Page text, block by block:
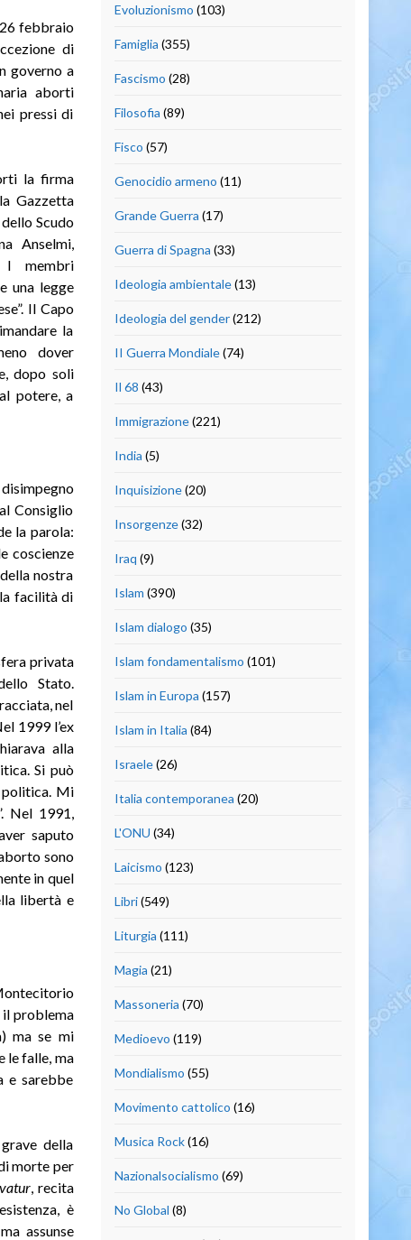
febbraio
di
governo a
aborti
pressi di
la firma
Gazzetta
Scudo
Anselmi,
I membri
una legge
Il Capo
la
dover
dopo soli
potere, a
Consiglio
la parola:
coscienze
nostra
facilità di
privata
Stato.
nel
1999 l’ex
alla
Si può
politica. Mi
Nel 1991,
saputo
sono
in quel
libertà e
il problema
ma se mi
le falle, ma
e sarebbe
della
morte per
, recita
è
assunse
Evoluzionismo (103)
Famiglia (355)
Fascismo (28)
Filosofia (89)
Fisco (57)
Genocidio armeno (11)
Grande Guerra (17)
Guerra di Spagna (33)
Ideologia ambientale(13)
Ideologia del gender(212)
II Guerra Mondiale(74)
Il 68 (43)
Immigrazione(221)
India (5)
Inquisizione(20)
Insorgenze(32)
Iraq (9)
Islam (390)
Islam dialogo (35)
Islam fondamentalismo (101)
Islam in Europa (157)
Islam in Italia (84)
Israele(26)
Italia contemporanea (20)
L'ONU (34)
Laicismo (123)
Libri(549)
Liturgia (111)
Magia (21)
Massoneria (70)
Medioevo (119)
Mondialismo (55)
Movimento cattolico (16)
Musica Rock(16)
Nazionalsocialismo (69)
No Global (8)